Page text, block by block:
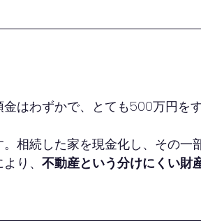
はわずかで、とても500万円を
相続した家を現金化し、その一
り、 不動産という分けにくい財